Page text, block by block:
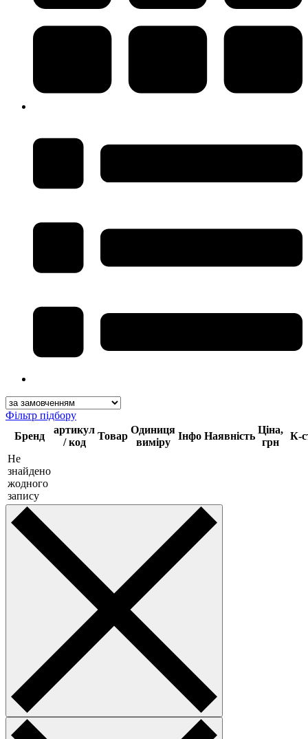
Фільтр підбору
Бренд
артикул
/ код
Товар
Одиниця
виміру
Інфо Наявність
Ціна,
грн
К-
Не
знайдено
жодного
запису